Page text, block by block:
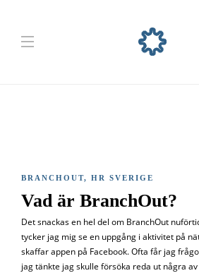
BRANCHOUT, HR SVERIGE
Vad är BranchOut?
Det snackas en hel del om BranchOut
tycker jag mig se en uppgång i aktivitet på
skaffar appen på Facebook. Ofta får jag
jag tänkte jag skulle försöka reda ut några